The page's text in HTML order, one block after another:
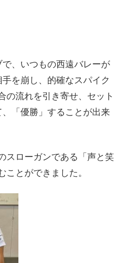
、いつもの西遠バレーが
を崩し、的確なスパイク
の流れを引き寄せ、セット
「優勝」することが出来
スローガンである「声と笑
とができました。